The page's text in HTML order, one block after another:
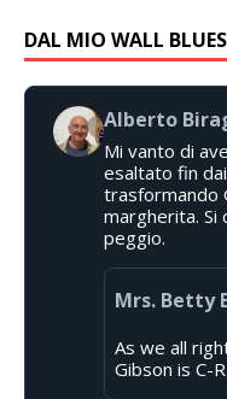
DAL MIO WALL
Alberto
Mi vanto di
esaltato fin
trasformando
margherita. Si
peggio.
Mrs. Betty
As we all
Gibson is C-